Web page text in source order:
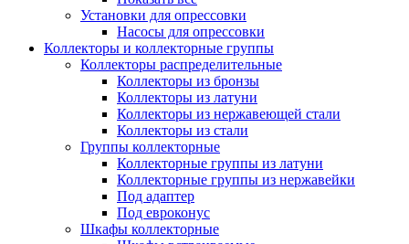
Установки для опрессовки
Насосы для опрессовки
Коллекторы и коллекторные группы
Коллекторы распределительные
Коллекторы из бронзы
Коллекторы из латуни
Коллекторы из нержавеющей стали
Коллекторы из стали
Группы коллекторные
Коллекторные группы из латуни
Коллекторные группы из нержавейки
Под адаптер
Под евроконус
Шкафы коллекторные